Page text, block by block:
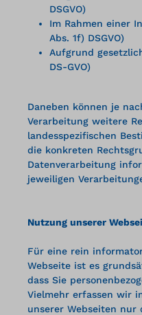
DSGVO)
Im Rahmen einer
Abs. 1f) DSGVO)
Aufgrund
DS-GVO)
Daneben können je
Verarbeitung weitere
landesspezifischen
die konkreten
Datenverarbeitung
jeweiligen
Nutzung unserer
Für eine rein
Webseite ist es
dass Sie
Vielmehr erfassen wir
unserer Webseiten nur